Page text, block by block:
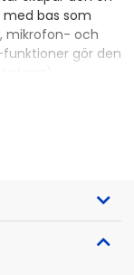
bas som
mikrofon- och
gör den